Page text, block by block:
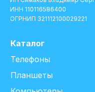
Каталог
Телефоны
Планшеты
ИНН 110116586400
ОГРНИП 321112100029221